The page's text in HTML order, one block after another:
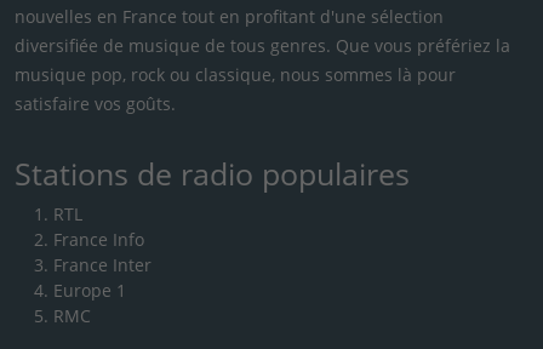
nouvelles en France tout en profitant d'une sélection
diversifiée de musique de tous genres. Que vous préfériez la
musique pop, rock ou classique, nous sommes là pour
satisfaire vos goûts.
Stations de radio populaires
RTL
France Info
France Inter
Europe 1
RMC